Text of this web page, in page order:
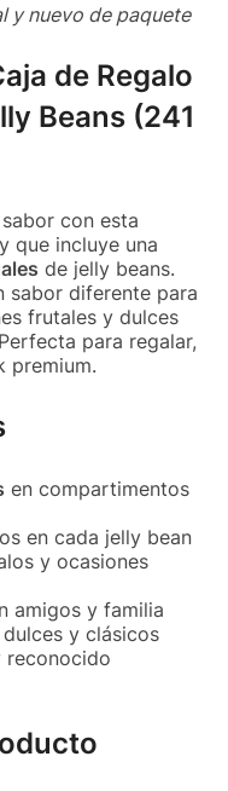
y nuevo de paquete
de Regalo
Beans (241
con esta
que incluye una
de jelly beans.
sabor diferente para
frutales y dulces
para regalar,
premium.
en compartimentos
en cada jelly bean
y ocasiones
amigos y familia
y clásicos
reconocido